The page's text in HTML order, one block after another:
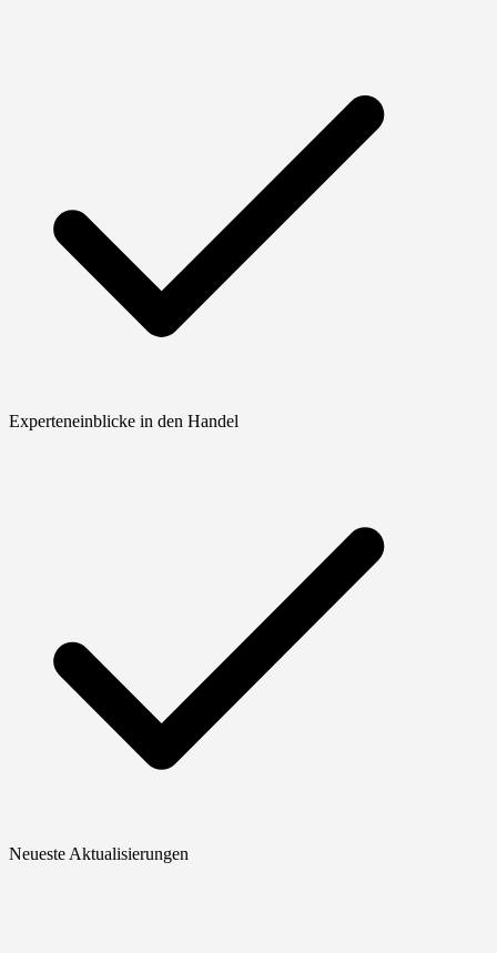
Experteneinblicke in den Handel
Neueste Aktualisierungen